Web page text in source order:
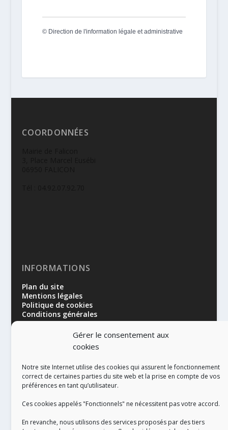
Gérer le consentement aux
cookies
Notre site Internet utilise des cookies qui assurent le fonctionnement
correct de certaines parties du site web et la prise en compte de vos
préférences en tant qu’utilisateur.
Ces cookies appelés "Fonctionnels" ne nécessitent pas votre accord.
En revanche, nous utilisons des services proposés par des tiers
© Direction de l'information légale et administrative
COORDONNÉES
INFORMATIONS
Plan du site
Mentions légales
Politique de cookies
Conditions générales